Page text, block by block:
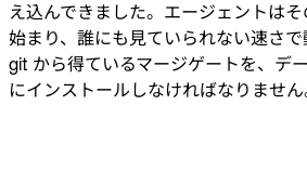
え込んできました。エージェントは
始まり、誰にも見ていられない速さ
git から得ているマージゲートを、デ
にインストールしなければなりません